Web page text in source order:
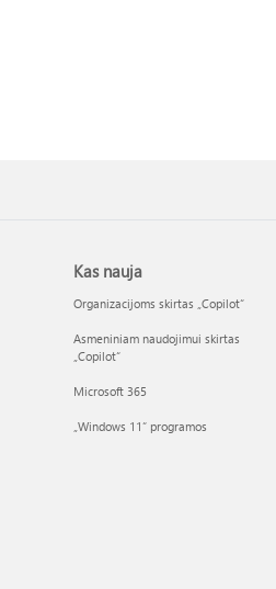
Kas nauja
Organizacijoms skirtas „Copilot“
Asmeniniam naudojimui skirtas
„Copilot“
Microsoft 365
„Windows 11“ programos